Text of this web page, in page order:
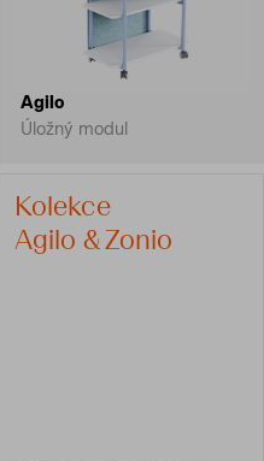
Agilo
Úložný modul
Kolekce
Agilo & Zonio